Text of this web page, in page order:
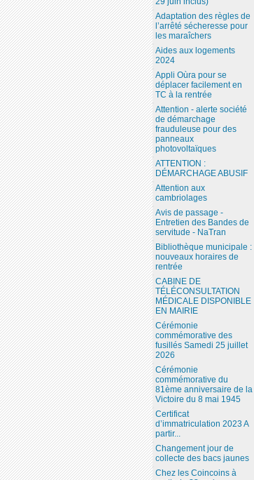
Adaptation des règles de
l’arrêté sécheresse pour
les maraîchers
Aides aux logements
2024
Appli Oùra pour se
déplacer facilement en
TC à la rentrée
Attention - alerte société
de démarchage
frauduleuse pour des
panneaux
photovoltaïques
ATTENTION :
DÉMARCHAGE ABUSIF
Attention aux
cambriolages
Avis de passage -
Entretien des Bandes de
servitude - NaTran
Bibliothèque municipale :
nouveaux horaires de
rentrée
CABINE DE
TÉLÉCONSULTATION
MÉDICALE DISPONIBLE
EN MAIRIE
Cérémonie
commémorative des
fusillés Samedi 25 juillet
2026
Cérémonie
commémorative du
81ème anniversaire de la
Victoire du 8 mai 1945
Certificat
d’immatriculation 2023 A
partir...
Changement jour de
collecte des bacs jaunes
Chez les Coincoins à